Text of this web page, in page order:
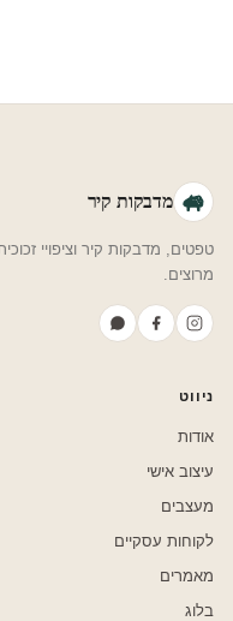
מדבקות קיר
מרוצים.
ניווט
אודות
עיצוב אישי
מעצבים
לקוחות עסקיים
מאמרים
בלוג